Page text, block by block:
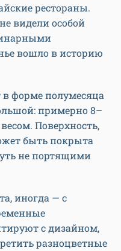
рестораны.
видели особой
вошло в историю
в форме полумесяца
примерно 8–
Поверхность,
быть покрыта
не портящими
иногда — с
с дизайном,
разноцветные